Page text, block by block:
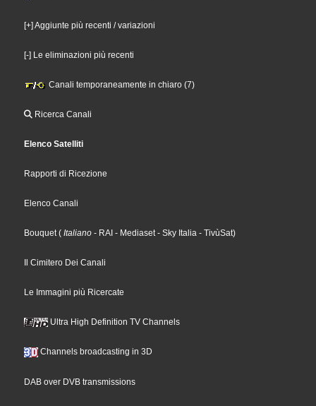
[+] Aggiunte più recenti / variazioni
[-] Le eliminazioni più recenti
Canali temporaneamente in chiaro (7)
Ricerca Canali
Elenco Satelliti
Rapporti di Ricezione
Elenco Canali
Bouquet ( Italiano - RAI - Mediaset - Sky Italia - TivùSat)
Il Cimitero Dei Canali
Le Immagini più Ricercate
Ultra High Definition TV Channels
Channels broadcasting in 3D
DAB over DVB transmissions